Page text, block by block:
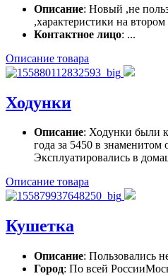
Описание: Новый ,не
,характеристики на
Контактное лицо: ...
Описание товара
Ходунки
Описание: Ходунки были
года за 5450 в знаменитом
Эксплуатировались в
Описание товара
Кушетка
Описание: Пользовались
Город: По всей